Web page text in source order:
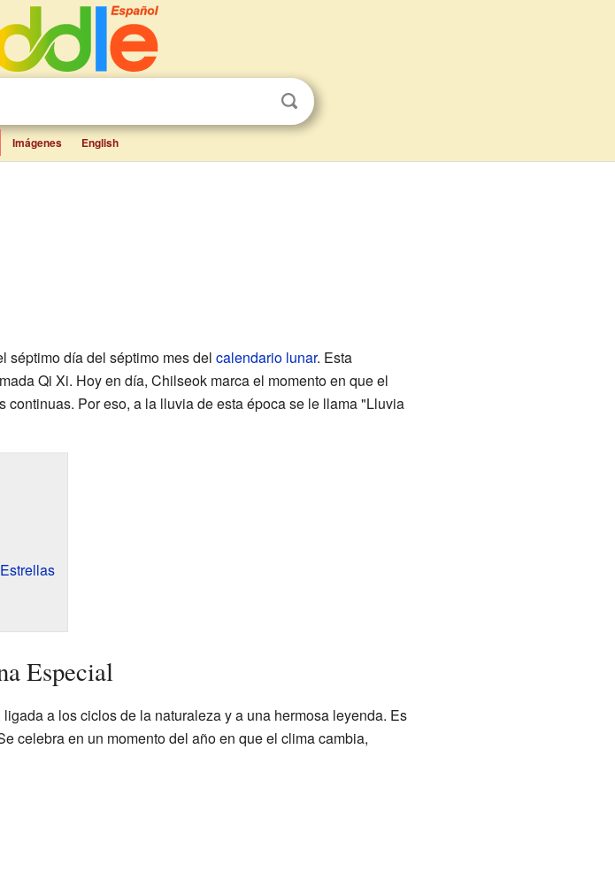
Imágenes English
séptimo día del séptimo mes del calendario lunar. Esta
Qi Xi. Hoy en día, Chilseok marca el momento en que el
Por eso, a la lluvia de esta época se le llama "Lluvia
Especial
a los ciclos de la naturaleza y a una hermosa leyenda. Es
celebra en un momento del año en que el clima cambia,